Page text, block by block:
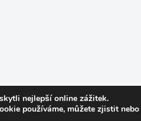
nejlepší online zážitek.
používáme, můžete zjistit